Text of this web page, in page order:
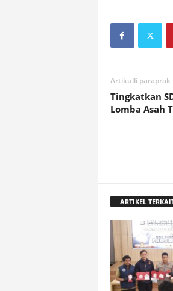
Artikulli paraprak
Tingkatkan
Lomba Asah
ARTIKEL